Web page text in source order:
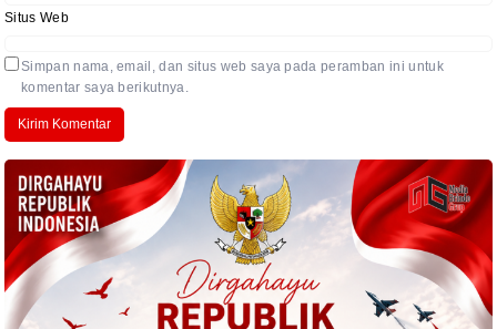
Situs Web
Simpan nama, email, dan situs web saya pada peramban ini untuk
komentar saya berikutnya.